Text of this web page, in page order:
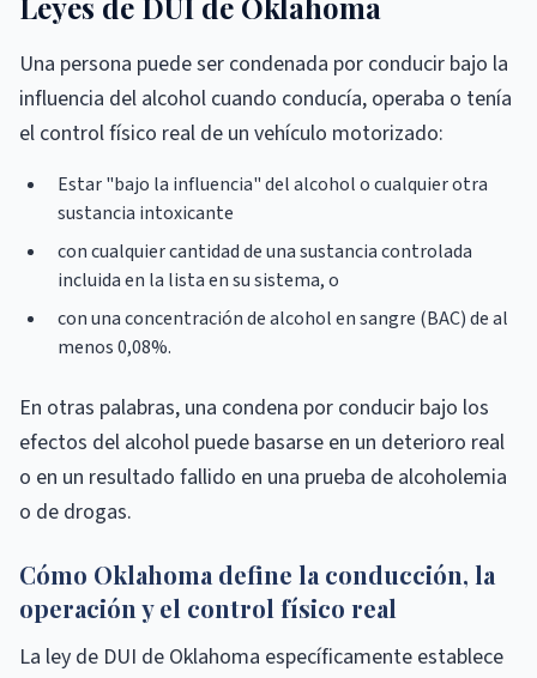
Una persona puede ser condenada por conducir bajo la
influencia del alcohol cuando conducía, operaba o tenía
el control físico real de un vehículo motorizado:
Estar "bajo la influencia" del alcohol o cualquier otra
sustancia intoxicante
con cualquier cantidad de una sustancia controlada
incluida en la lista en su sistema, o
con una concentración de alcohol en sangre (BAC) de al
menos 0,08%.
En otras palabras, una condena por conducir bajo los
efectos del alcohol puede basarse en un deterioro real
o en un resultado fallido en una prueba de alcoholemia
o de drogas.
Cómo Oklahoma define la conducción, la
operación y el control físico real
La ley de DUI de Oklahoma específicamente establece